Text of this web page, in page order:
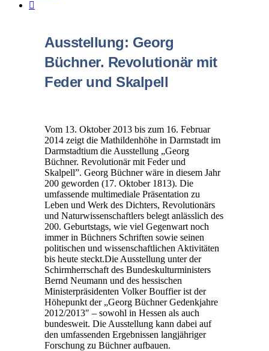
Ausstellung: Georg
Büchner. Revolutionär mit
Feder und Skalpell
Vom 13. Oktober 2013 bis zum 16. Februar
2014 zeigt die Mathildenhöhe in Darmstadt im
Darmstadtium die Ausstellung „Georg
Büchner. Revolutionär mit Feder und
Skalpell”. Georg Büchner wäre in diesem Jahr
200 geworden (17. Oktober 1813). Die
umfassende multimediale Präsentation zu
Leben und Werk des Dichters, Revolutionärs
und Naturwissenschaftlers belegt anlässlich des
200. Geburtstags, wie viel Gegenwart noch
immer in Büchners Schriften sowie seinen
politischen und wissenschaftlichen Aktivitäten
bis heute steckt.Die Ausstellung unter der
Schirmherrschaft des Bundeskulturministers
Bernd Neumann und des hessischen
Ministerpräsidenten Volker Bouffier ist der
Höhepunkt der „Georg Büchner Gedenkjahre
2012/2013″ – sowohl in Hessen als auch
bundesweit. Die Ausstellung kann dabei auf
den umfassenden Ergebnissen langjähriger
Forschung zu Büchner aufbauen.